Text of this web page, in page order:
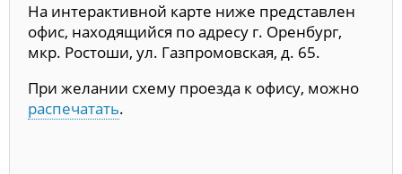
На интерактивной карте ниже представлен
офис, находящийся по адресу г. Оренбург,
мкр. Ростоши, ул. Газпромовская, д. 65.
При желании схему проезда к офису, можно
распечатать.